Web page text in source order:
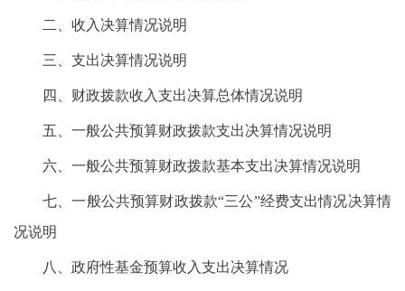
二、收入决算情况说明
三、支出决算情况说明
四、财政拨款收入支出决算总体情况说明
五、一般公共预算财政拨款支出决算情况说明
六、一般公共预算财政拨款基本支出决算情况说明
七、一般公共预算财政拨款“三公”经费支出情况决算情
况说明
八、政府性基金预算收入支出决算情况